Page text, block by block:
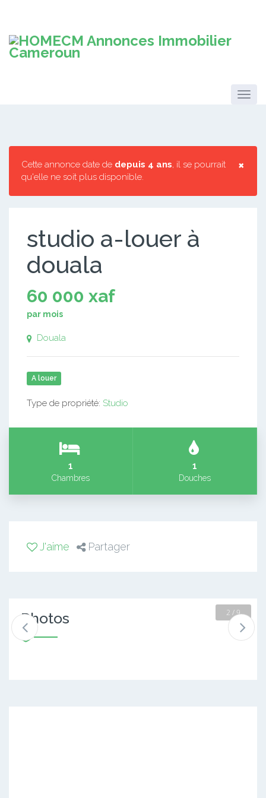
×
Cette annonce date de depuis 4 ans, il se pourrait
qu'elle ne soit plus disponible.
studio a-louer à
douala
60 000 xaf
par mois
Douala
A louer
Type de propriété: Studio
1
Chambres
1
Douches
J'aime Partager
Photos 2 / 9